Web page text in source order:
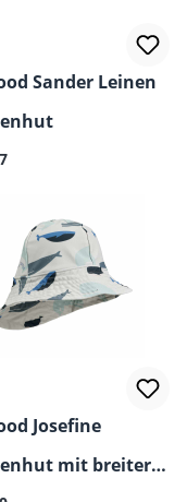
5 Sternen
Sander Leinen
Preis:
Josefine
mit breiter